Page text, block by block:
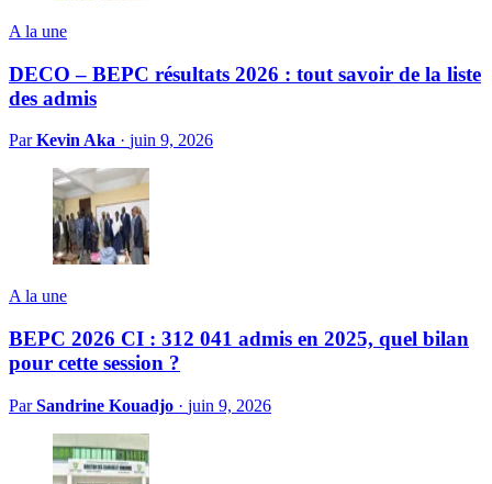
A la une
DECO – BEPC résultats 2026 : tout savoir de la liste
des admis
ParKevin Aka · juin 9, 2026
A la une
BEPC 2026 CI : 312 041 admis en 2025, quel bilan
pour cette session ?
ParSandrine Kouadjo · juin 9, 2026